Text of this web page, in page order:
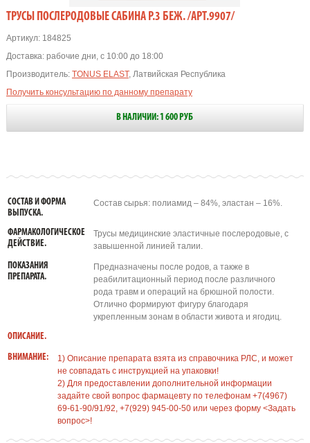
ТРУСЫ ПОСЛЕРОДОВЫЕ САБИНА Р.3 БЕЖ. /АРТ.9907/
Артикул:184825
Доставка: рабочие дни, с 10:00 до 18:00
Производитель: TONUS ELAST, Латвийская Республика
Получить консультацию по данному препарату
В НАЛИЧИИ: 1 600 РУБ
СОСТАВ И ФОРМА
ВЫПУСКА.
Состав сырья: полиамид – 84%, эластан – 16%.
ФАРМАКОЛОГИЧЕСКОЕ
ДЕЙСТВИЕ.
Трусы медицинские эластичные послеродовые, с
завышенной линией талии.
ПОКАЗАНИЯ
ПРЕПАРАТА.
Предназначены после родов, а также в
реабилитационный период после различного
рода травм и операций на брюшной полости.
Отлично формируют фигуру благодаря
укрепленным зонам в области живота и ягодиц.
ОПИСАНИЕ.
ВНИМАНИЕ:
1) Описание препарата взята из справочника РЛС, и может
не совпадать с инструкцией на упаковки!
2) Для предоставлении дополнительной информации
задайте свой вопрос фармацевту по телефонам +7(4967)
69-61-90/91/92, +7(929) 945-00-50 или через форму <Задать
вопрос>!